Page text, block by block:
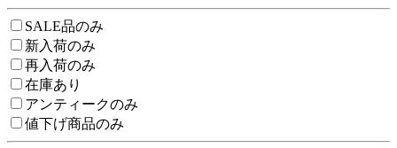
SALE品のみ
新入荷のみ
再入荷のみ
在庫あり
アンティークのみ
値下げ商品のみ